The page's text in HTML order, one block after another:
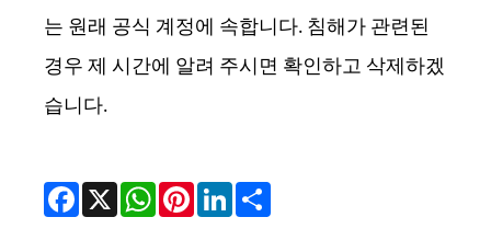
는 원래 공식 계정에 속합니다. 침해가 관련된
경우 제 시간에 알려 주시면 확인하고 삭제하겠
습니다.
Facebook
X WhatsAppPinterestLinkedIn